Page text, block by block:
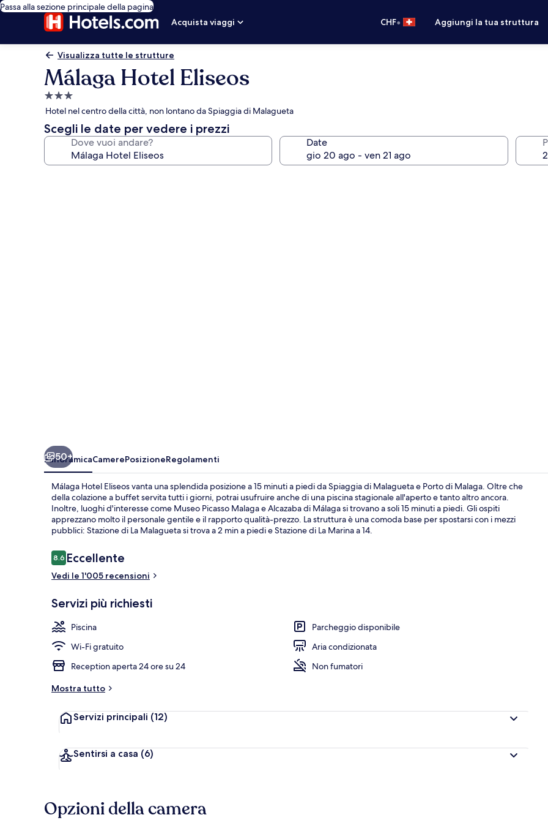
Passa alla sezione principale della pagina
Acquista viaggi
CHF• Aggiungi la tua struttura
Visualizza tutte le strutture
Málaga Hotel Eliseos
Struttura
a
3.0
stelle
Hotel nel centro della città, non lontano da Spiaggia di Malagueta
Scegli le date per vedere i prezzi
Dove vuoi andare? Date
Colazione a
50+
PanoramicaCamerePosizioneRegolamenti
Málaga Hotel Eliseos vanta una splendida posizione a 15 minuti a piedi da Spiaggia di Malagueta e Porto di Malaga. Oltre che
della colazione a buffet servita tutti i giorni, potrai usufruire anche di una piscina stagionale all'aperto e tanto altro ancora.
Inoltre, luoghi d'interesse come Museo Picasso Malaga e Alcazaba di Málaga si trovano a soli 15 minuti a piedi. Gli ospiti
apprezzano molto il personale gentile e il rapporto qualità-prezzo. La struttura è una comoda base per spostarsi con i mezzi
pubblici: Stazione di La Malagueta si trova a 2 min a piedi e Stazione di La Marina a 14.
Recensioni
8.68.6 su 10
Eccellente
Vedi le 1'005 recensioni
Servizi più richiesti
Piscina
Parcheggio disponibile
Wi-Fi gratuito
Aria condizionata
Reception aperta 24 ore su 24
Non fumatori
Mostra tutto
Servizi principali (12)
Sentirsi a casa (6)
Opzioni della camera